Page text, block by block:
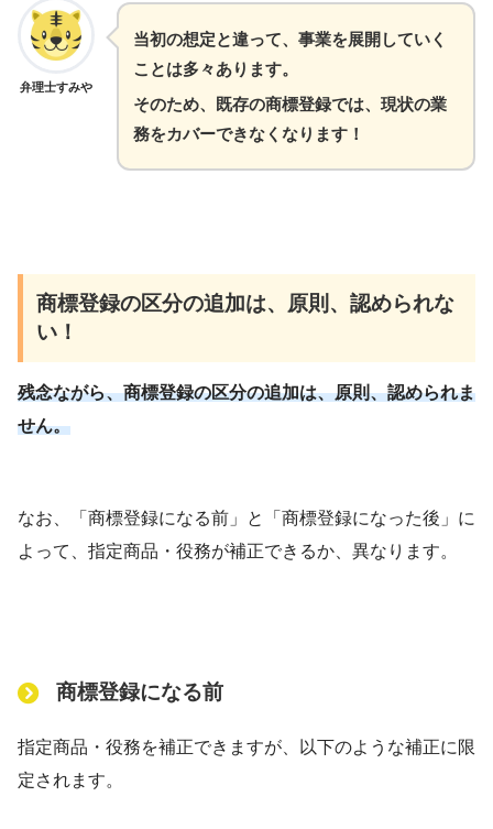
弁理士すみや
当初の想定と違って、事業を展開していく
ことは多々あります。
そのため、既存の商標登録では、現状の業
務をカバーできなくなります！
商標登録の区分の追加は、原則、認められな
い！
残念ながら、商標登録の区分の追加は、原則、認められま
せん。
なお、「商標登録になる前」と「商標登録になった後」に
よって、指定商品・役務が補正できるか、異なります。
商標登録になる前
指定商品・役務を補正できますが、以下のような補正に限
定されます。